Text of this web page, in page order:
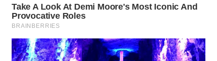
TEBING
TINGGI
WN
PAKPAK